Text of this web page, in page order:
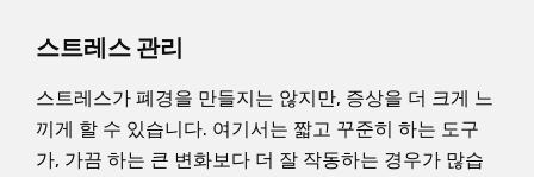
스트레스 관리
스트레스가 폐경을 만들지는 않지만, 증상을 더 크게 느
끼게 할 수 있습니다. 여기서는 짧고 꾸준히 하는 도구
가, 가끔 하는 큰 변화보다 더 잘 작동하는 경우가 많습